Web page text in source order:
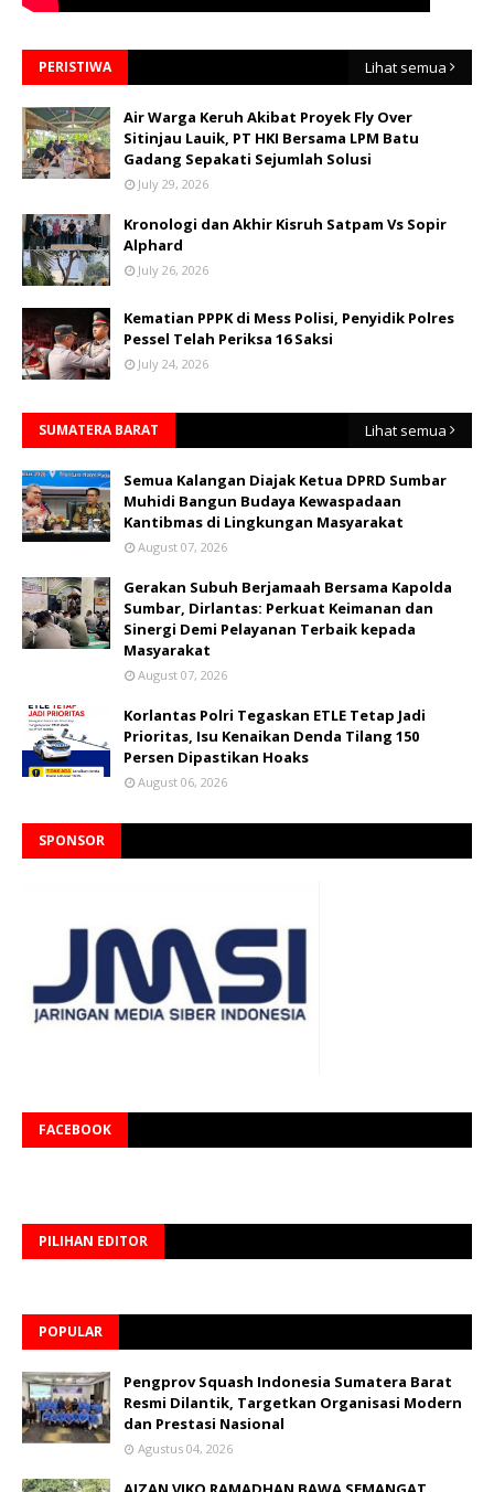
PERISTIWA Lihat semua
Air Warga Keruh Akibat Proyek Fly Over
Sitinjau Lauik, PT HKI Bersama LPM Batu
Gadang Sepakati Sejumlah Solusi
July 29, 2026
Kronologi dan Akhir Kisruh Satpam Vs Sopir
Alphard
July 26, 2026
Kematian PPPK di Mess Polisi, Penyidik Polres
Pessel Telah Periksa 16 Saksi
July 24, 2026
SUMATERA BARAT Lihat semua
Semua Kalangan Diajak Ketua DPRD Sumbar
Muhidi Bangun Budaya Kewaspadaan
Kantibmas di Lingkungan Masyarakat
August 07, 2026
Gerakan Subuh Berjamaah Bersama Kapolda
Sumbar, Dirlantas: Perkuat Keimanan dan
Sinergi Demi Pelayanan Terbaik kepada
Masyarakat
August 07, 2026
Korlantas Polri Tegaskan ETLE Tetap Jadi
Prioritas, Isu Kenaikan Denda Tilang 150
Persen Dipastikan Hoaks
August 06, 2026
SPONSOR
FACEBOOK
PILIHAN EDITOR
POPULAR
Pengprov Squash Indonesia Sumatera Barat
Resmi Dilantik, Targetkan Organisasi Modern
dan Prestasi Nasional
Agustus 04, 2026